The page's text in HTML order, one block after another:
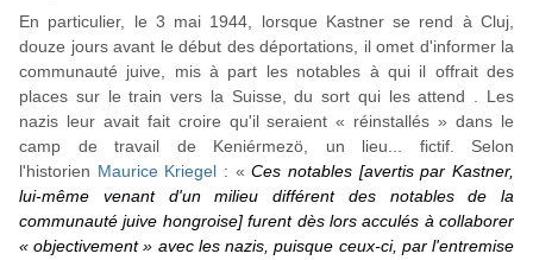
En particulier, le 3 mai 1944, lorsque Kastner se rend à Cluj,
douze jours avant le début des déportations, il omet d'informer la
communauté juive, mis à part les notables à qui il offrait des
places sur le train vers la Suisse, du sort qui les attend . Les
nazis leur avait fait croire qu'il seraient « réinstallés » dans le
camp de travail de Keniérmezö, un lieu... fictif. Selon
l'historien Maurice Kriegel : «Ces notables [avertis par Kastner,
lui-même venant d'un milieu différent des notables de la
communauté juive hongroise] furent dès lors acculés à collaborer
« objectivement » avec les nazis, puisque ceux-ci, par l'entremise